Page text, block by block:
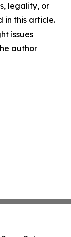
legality, or
in this article.
issues
author